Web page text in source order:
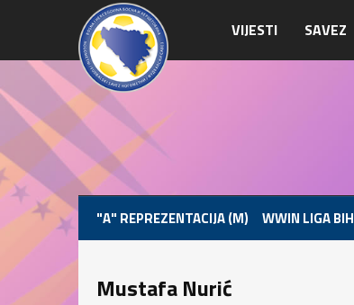
VIJESTI SAVEZ
"A" REPREZENTACIJA (M) WWIN LIGA BIH
Mustafa Nurić